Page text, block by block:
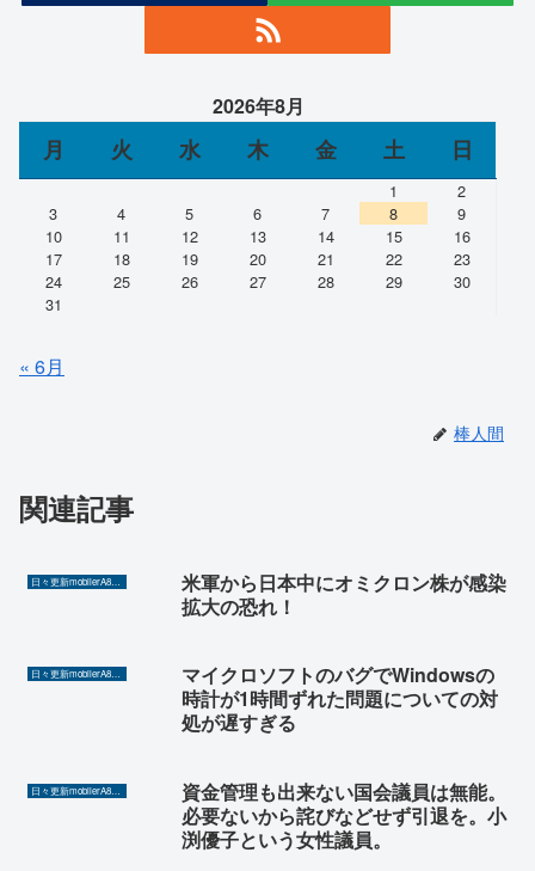
2026年8月
月 火 水 木 金 土 日
1
2
3
4 5 6 7 8
9
10
11 12 13 14 15
16
17
18 19 20 21 22
23
24
25 26 27 28 29
30
31
« 6月
棒人間
関連記事
米軍から日本中にオミクロン株が感染
拡大の恐れ！
日々更新mobilerA8（Yahoo!ニュースを毎日ウォッチ）
マイクロソフトのバグでWindowsの
時計が1時間ずれた問題についての対
処が遅すぎる
資金管理も出来ない国会議員は無能。
必要ないから詫びなどせず引退を。小
渕優子という女性議員。